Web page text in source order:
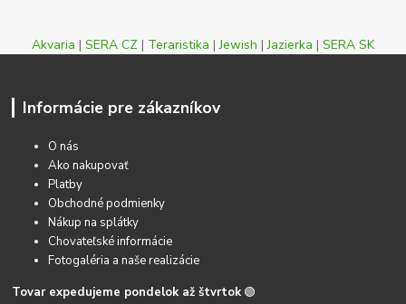
Akvaria | SERA CZ | Teraristika |Jewish |Jazierka | SERA SK
Informácie pre zákazníkov
O nás
Ako nakupovať
Platby
Obchodné podmienky
Nákup na splátky
Chovateľské informácie
Fotogaléria a naše realizácie
Tovar expedujeme pondelok až štvrtok 🟢